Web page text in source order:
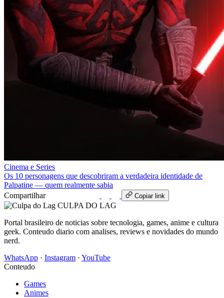
Cinema e Series
Os 10 personagens que descobriram a verdadeira identidade de
Palpatine — quem realmente sabia
Compartilhar
Copiar link
CULPA DO LAG
Portal brasileiro de noticias sobre tecnologia, games, anime e cultura
geek. Conteudo diario com analises, reviews e novidades do mundo
nerd.
WhatsApp · Instagram · YouTube
Conteudo
Games
Animes